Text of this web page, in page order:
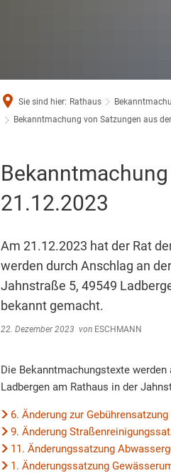
Sie sind hier: Rathaus
Bekanntmachung von Satzungen aus
21.12.2023
Am 21.12.2023 hat der Rat
werden durch Anschlag an
Jahnstraße 5, 49549
bekannt gemacht.
22. Dezember 2023 von ESCHMANN
Die Bekanntmachungstexte
Ladbergen am Rathaus in der
6. Änderung zur
9. Änderung
11. Änderungssatzung
1. Änderungssatzung